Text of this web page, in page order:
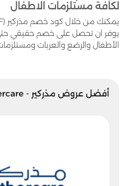
لكافة مستلزمات الاطفال
الأطفال والرضع والعربات
أفضل عروض مذركير - Mothercare